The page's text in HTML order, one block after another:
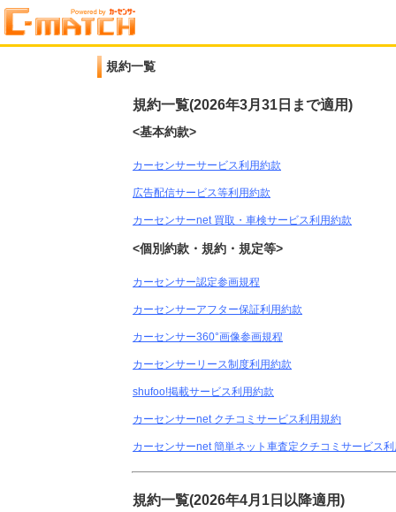
規約一覧
規約一覧(2026年3月31日まで適用)
<基本約款>
カーセンサーサービス利用約款
広告配信サービス等利用約款
カーセンサーnet 買取・車検サービス利用約款
<個別約款・規約・規定等>
カーセンサー認定参画規程
カーセンサーアフター保証利用約款
カーセンサー360°画像参画規程
カーセンサーリース制度利用約款
shufoo!掲載サービス利用約款
カーセンサーnet クチコミサービス利用規約
カーセンサーnet 簡単ネット車査定クチコミサービス
規約一覧(2026年4月1日以降適用)